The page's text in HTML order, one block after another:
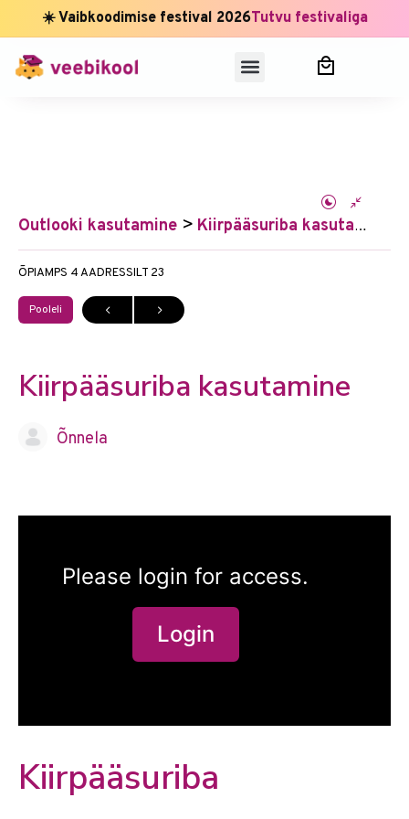
☀️ Vaibkoodimise festival 2026Tutvu festivaliga
Outlooki kasutamine Kiirpääsuriba kasutamine
ÕPIAMPS 4AADRESSILT 23
Pooleli
Kiirpääsuriba kasutamine
Õnnela
Please login for access.
Login
Kiirpääsuriba